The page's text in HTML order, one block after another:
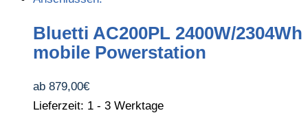
Bluetti AC200PL 2400W/2304Wh
mobile Powerstation
ab 879,00€
Lieferzeit: 1 - 3 Werktage